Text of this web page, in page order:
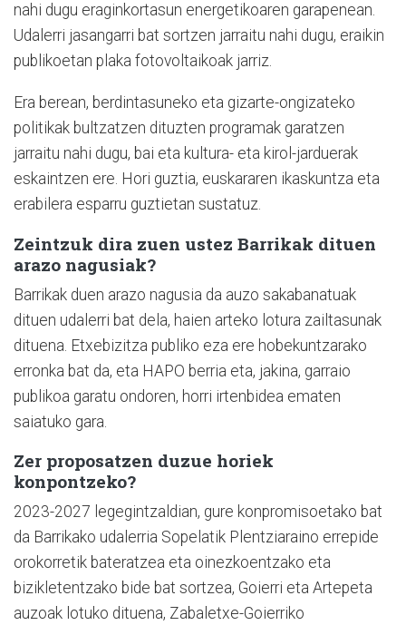
nahi dugu eraginkortasun energetikoaren garapenean.
Udalerri jasangarri bat sortzen jarraitu nahi dugu, eraikin
publikoetan plaka fotovoltaikoak jarriz.
Era berean, berdintasuneko eta gizarte-ongizateko
politikak bultzatzen dituzten programak garatzen
jarraitu nahi dugu, bai eta kultura- eta kirol-jarduerak
eskaintzen ere. Hori guztia, euskararen ikaskuntza eta
erabilera esparru guztietan sustatuz.
Zeintzuk dira zuen ustez Barrikak dituen
arazo nagusiak?
Barrikak duen arazo nagusia da auzo sakabanatuak
dituen udalerri bat dela, haien arteko lotura zailtasunak
dituena. Etxebizitza publiko eza ere hobekuntzarako
erronka bat da, eta HAPO berria eta, jakina, garraio
publikoa garatu ondoren, horri irtenbidea ematen
saiatuko gara.
Zer proposatzen duzue horiek
konpontzeko?
2023-2027 legegintzaldian, gure konpromisoetako bat
da Barrikako udalerria Sopelatik Plentziaraino errepide
orokorretik bateratzea eta oinezkoentzako eta
bizikletentzako bide bat sortzea, Goierri eta Artepeta
auzoak lotuko dituena, Zabaletxe-Goierriko